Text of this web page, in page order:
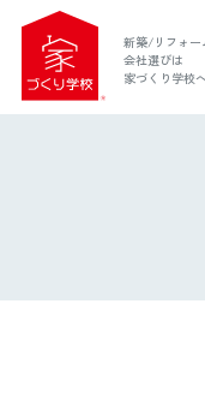
新築/リフォー
会社選びは
家づくり学校